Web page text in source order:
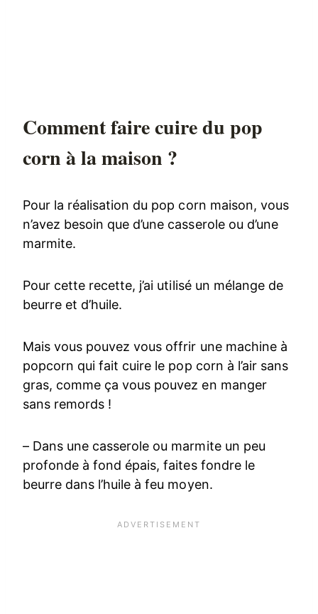
Comment faire cuire du pop
corn à la maison ?
Pour la réalisation du pop corn maison, vous
n’avez besoin que d’une casserole ou d’une
marmite.
Pour cette recette, j’ai utilisé un mélange de
beurre et d’huile.
Mais vous pouvez vous offrir une machine à
popcorn qui fait cuire le pop corn à l’air sans
gras, comme ça vous pouvez en manger
sans remords !
– Dans une casserole ou marmite un peu
profonde à fond épais, faites fondre le
beurre dans l’huile à feu moyen.